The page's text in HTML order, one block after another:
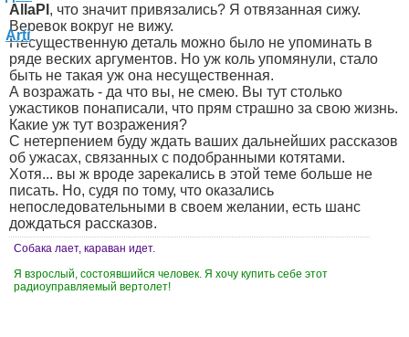
AllaPl , что значит привязались? Я отвязанная сижу.
Веревок вокруг не вижу.
Несущественную деталь можно было не упоминать в
ряде веских аргументов. Но уж коль упомянули, стало
быть не такая уж она несущественная.
А возражать - да что вы, не смею. Вы тут столько
ужастиков понаписали, что прям страшно за свою жизнь.
Какие уж тут возражения?
С нетерпением буду ждать ваших дальнейших рассказов
об ужасах, связанных с подобранными котятами.
Хотя... вы ж вроде зарекались в этой теме больше не
писать. Но, судя по тому, что оказались
непоследовательными в своем желании, есть шанс
дождаться рассказов.
Собака лает, караван идет.
Я взрослый, состоявшийся человек. Я хочу купить себе этот
радиоуправляемый вертолет!